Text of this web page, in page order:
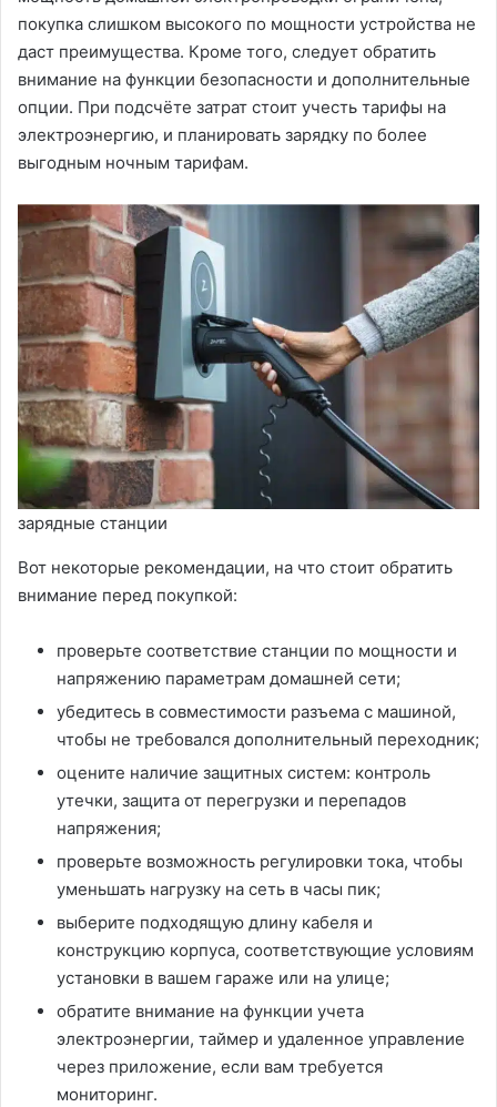
покупка слишком высокого по мощности устройства не
даст преимущества. Кроме того, следует обратить
внимание на функции безопасности и дополнительные
опции. При подсчёте затрат стоит учесть тарифы на
электроэнергию, и планировать зарядку по более
выгодным ночным тарифам.
зарядные станции
Вот некоторые рекомендации, на что стоит обратить
внимание перед покупкой:
проверьте соответствие станции по мощности и
напряжению параметрам домашней сети;
убедитесь в совместимости разъема с машиной,
чтобы не требовался дополнительный переходник;
оцените наличие защитных систем: контроль
утечки, защита от перегрузки и перепадов
напряжения;
проверьте возможность регулировки тока, чтобы
уменьшать нагрузку на сеть в часы пик;
выберите подходящую длину кабеля и
конструкцию корпуса, соответствующие условиям
установки в вашем гараже или на улице;
обратите внимание на функции учета
электроэнергии, таймер и удаленное управление
через приложение, если вам требуется
мониторинг.